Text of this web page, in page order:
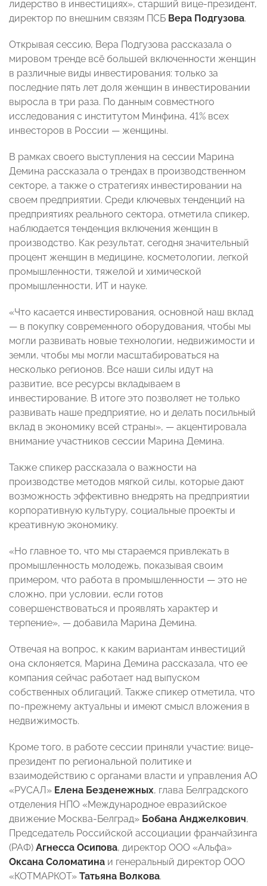
лидерство в инвестициях», старший вице-президент,
директор по внешним связям ПСБ Вера Подгузова.
Открывая сессию, Вера Подгузова рассказала о
мировом тренде всё большей включенности женщин
в различные виды инвестирования: только за
последние пять лет доля женщин в инвестировании
выросла в три раза. По данным совместного
исследования с институтом Минфина, 41% всех
инвесторов в России — женщины.
В рамках своего выступления на сессии Марина
Демина рассказала о трендах в производственном
секторе, а также о стратегиях инвестировании на
своем предприятии. Среди ключевых тенденций на
предприятиях реального сектора, отметила спикер,
наблюдается тенденция включения женщин в
производство. Как результат, сегодня значительный
процент женщин в медицине, косметологии, легкой
промышленности, тяжелой и химической
промышленности, ИТ и науке.
«Что касается инвестирования, основной наш вклад
— в покупку современного оборудования, чтобы мы
могли развивать новые технологии, недвижимости и
земли, чтобы мы могли масштабироваться на
несколько регионов. Все наши силы идут на
развитие, все ресурсы вкладываем в
инвестирование. В итоге это позволяет не только
развивать наше предприятие, но и делать посильный
вклад в экономику всей страны», — акцентировала
внимание участников сессии Марина Демина.
Также спикер рассказала о важности на
производстве методов мягкой силы, которые дают
возможность эффективно внедрять на предприятии
корпоративную культуру, социальные проекты и
креативную экономику.
«Но главное то, что мы стараемся привлекать в
промышленность молодежь, показывая своим
примером, что работа в промышленности — это не
сложно, при условии, если готов
совершенствоваться и проявлять характер и
терпение», — добавила Марина Демина.
Отвечая на вопрос, к каким вариантам инвестиций
она склоняется, Марина Демина рассказала, что ее
компания сейчас работает над выпуском
собственных облигаций. Также спикер отметила, что
по-прежнему актуальны и имеют смысл вложения в
недвижимость.
Кроме того, в работе сессии приняли участие: вице-
президент по региональной политике и
взаимодействию с органами власти и управления АО
«РУСАЛ» Елена Безденежных, глава Белградского
отделения НПО «Международное евразийское
движение Москва-Белград» Бобана Анджелкович,
Председатель Российской ассоциации франчайзинга
(РАФ) Агнесса Осипова, директор ООО «Альфа»
Оксана Соломатина и генеральный директор ООО
«КОТМАРКОТ» Татьяна Волкова.